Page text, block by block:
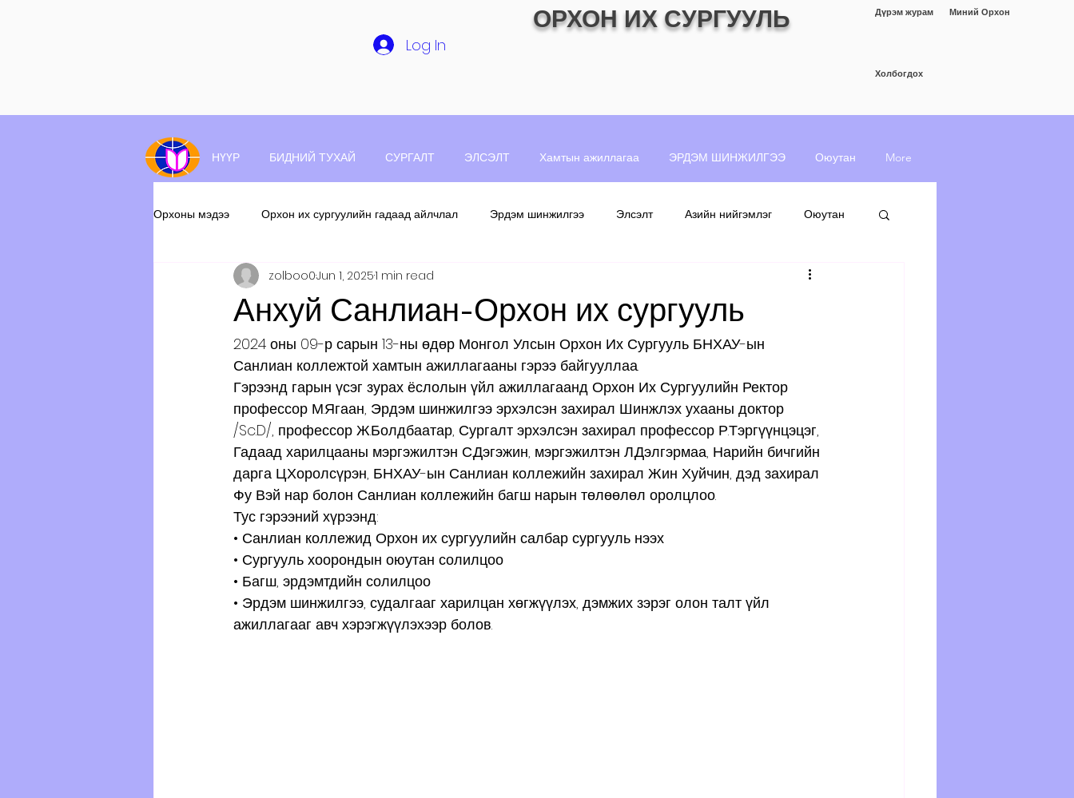
Log In
ОРХОН ИХ СУРГУУЛЬ Дүрэм журам Миний Орхон
Холбогдох
НҮҮР БИДНИЙ ТУХАЙ СУРГАЛТ ЭЛСЭЛТ Хамтын ажиллагаа ЭРДЭМ ШИНЖИЛГЭЭ Оюутан More
Орхоны мэдээ Орхон их сургуулийн гадаад айлчлал Эрдэм шинжилгээ Элсэлт Азийн нийгэмлэг Оюутан
Анхуй Санлиан-Орхон их сургууль
zolboo0Jun 1, 20251 min read
2024 оны 09-р сарын 13-ны өдөр Монгол Улсын Орхон Их Сургууль БНХАУ-ын
Санлиан коллежтой хамтын ажиллагааны гэрээ байгууллаа.
Гэрээнд гарын үсэг зурах ёслолын үйл ажиллагаанд Орхон Их Сургуулийн Ректор
профессор М.Ягаан, Эрдэм шинжилгээ эрхэлсэн захирал Шинжлэх ухааны доктор
/Sc.D/, профессор Ж.Болдбаатар, Сургалт эрхэлсэн захирал профессор Р.Тэргүүнцэцэг,
Гадаад харилцааны мэргэжилтэн С.Дэгэжин, мэргэжилтэн Л.Дэлгэрмаа, Нарийн бичгийн
дарга Ц.Хоролсүрэн, БНХАУ-ын Санлиан коллежийн захирал Жин Хуйчин, дэд захирал
Фу Вэй нар болон Санлиан коллежийн багш нарын төлөөлөл оролцлоо.
Тус гэрээний хүрээнд:
• Санлиан коллежид Орхон их сургуулийн салбар сургууль нээх
• Сургууль хоорондын оюутан солилцоо
• Багш, эрдэмтдийн солилцоо
• Эрдэм шинжилгээ, судалгааг харилцан хөгжүүлэх, дэмжих зэрэг олон талт үйл
ажиллагааг авч хэрэгжүүлэхээр болов.